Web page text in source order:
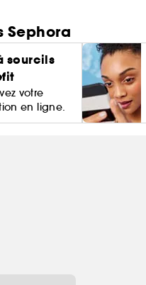
Sephora
sourcils
votre
en ligne.